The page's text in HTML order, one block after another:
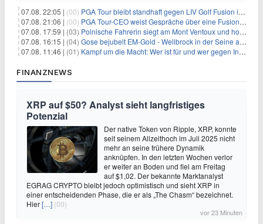
07.08. 22:05 | (00) PGA Tour bleibt standhaft gegen LIV Golf Fusion in einem sich wandelnden Sportumfeld
07.08. 21:06 | (00) PGA Tour-CEO weist Gespräche über eine Fusion mit LIV Golf zurück und bekräftigt die Wettbewerbslandschaft
07.08. 17:59 | (03) Polnische Fahrerin siegt am Mont Ventoux und holt Tour-Gelb
07.08. 16:15 | (04) Gose bejubelt EM-Gold - Wellbrock in der Seine ausgebremst
07.08. 11:46 | (01) Kampf um die Macht: Wer ist für und wer gegen Infantino?
FINANZNEWS
XRP auf $50? Analyst sieht langfristiges
Potenzial
Der native Token von Ripple, XRP, konnte
seit seinem Allzeithoch im Juli 2025 nicht
mehr an seine frühere Dynamik
anknüpfen. In den letzten Wochen verlor
er weiter an Boden und fiel am Freitag
auf $1,02. Der bekannte Marktanalyst
EGRAG CRYPTO bleibt jedoch optimistisch und sieht XRP in
einer entscheidenden Phase, die er als „The Chasm“ bezeichnet.
Hier[…] (00)
vor 23 Minuten